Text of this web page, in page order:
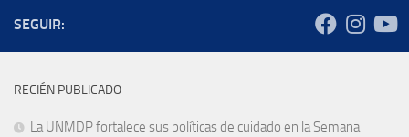
SEGUIR:
RECIÉN PUBLICADO
La UNMDP fortalece sus políticas de cuidado en la Semana